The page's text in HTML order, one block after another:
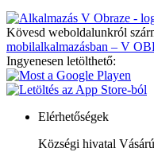
Kövesd weboldalunkról
mobilalkalmazásban – V
Ingyenesen letölthető:
Elérhetőségek
Községi hivatal